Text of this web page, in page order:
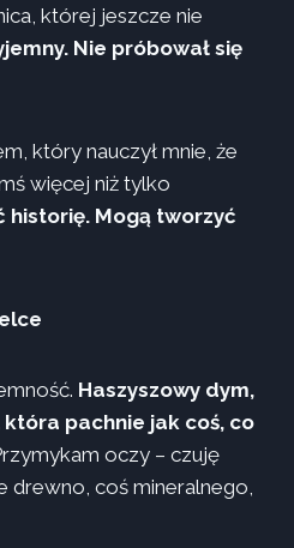
której jeszcze nie
Nie próbował się
który nauczył mnie, że
więcej niż tylko
historię. Mogą tworzyć
Haszyszowy dym,
pachnie jak coś, co
oczy – czuję
drewno, coś mineralnego,